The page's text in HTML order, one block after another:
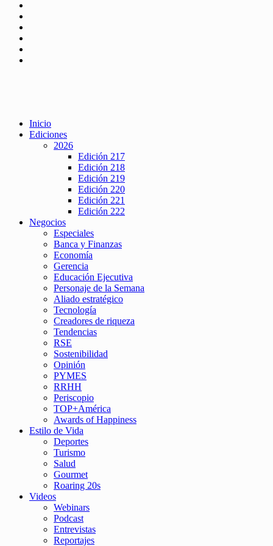
Inicio
Ediciones
2026
Edición 217
Edición 218
Edición 219
Edición 220
Edición 221
Edición 222
Negocios
Especiales
Banca y Finanzas
Economía
Gerencia
Educación Ejecutiva
Personaje de la Semana
Aliado estratégico
Tecnología
Creadores de riqueza
Tendencias
RSE
Sostenibilidad
Opinión
PYMES
RRHH
Periscopio
TOP+América
Awards of Happiness
Estilo de Vida
Deportes
Turismo
Salud
Gourmet
Roaring 20s
Videos
Webinars
Podcast
Entrevistas
Reportajes